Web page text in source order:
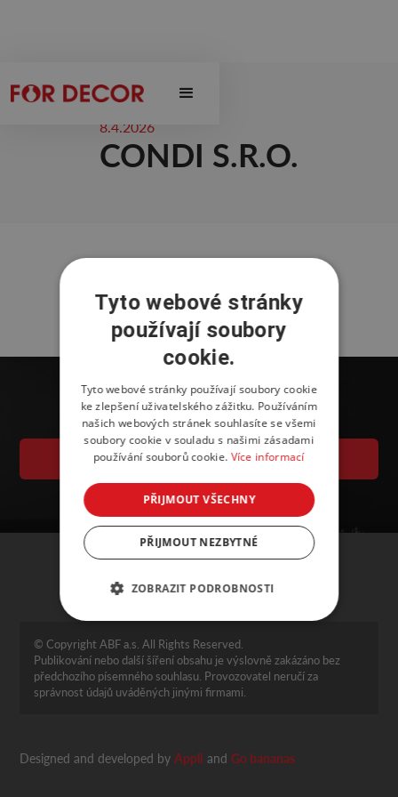
8.4.2026
CONDI S.R.O.
VSTUPENKY
© Copyright ABF a.s. All Rights Reserved.
Publikování nebo další šíření obsahu je výslovně zakázáno bez
předchozího písemného souhlasu. Provozovatel neručí za
správnost údajů uváděných jinými firmami.
Designed and developed byAppli andGo bananas
Tyto webové stránky
používají soubory
cookie.
Tyto webové stránky používají soubory cookie
ke zlepšení uživatelského zážitku. Používáním
našich webových stránek souhlasíte se všemi
soubory cookie v souladu s našimi zásadami
používání souborů cookie. Více informací
PŘIJMOUT VŠECHNY
PŘIJMOUT NEZBYTNÉ
ZOBRAZIT PODROBNOSTI